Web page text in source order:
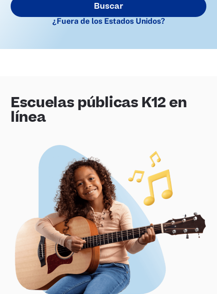
Buscar
¿Fuera de los Estados Unidos?
Escuelas públicas K12 en
línea